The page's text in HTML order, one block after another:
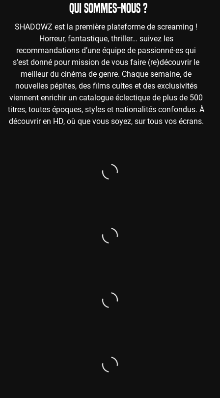
QUI SOMMES-NOUS ?
SHADOWZ est la première plateforme de screaming !
Horreur, fantastique, thriller… suivez les
recommandations d’une équipe de passionné·es qui
s’est donné pour mission de vous faire (re)découvrir le
meilleur du cinéma de genre. Chaque semaine, de
nouvelles pépites, des films cultes et des exclusivités
viennent enrichir un catalogue éclectique de plus de 500
titres, toutes époques, styles et nationalités confondus. À
découvrir en HD, où que vous soyez, sur tous vos écrans.